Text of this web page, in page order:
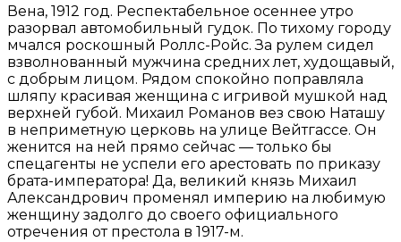
Вена, 1912 год. Респектабельное осеннее утро
разорвал автомобильный гудок. По тихому городу
мчался роскошный Роллс-Ройс. За рулем сидел
взволнованный мужчина средних лет, худощавый,
с добрым лицом. Рядом спокойно поправляла
шляпу красивая женщина с игривой мушкой над
верхней губой. Михаил Романов вез свою Наташу
в неприметную церковь на улице Вейтгассе. Он
женится на ней прямо сейчас — только бы
спецагенты не успели его арестовать по приказу
брата-императора! Да, великий князь Михаил
Александрович променял империю на любимую
женщину задолго до своего официального
отречения от престола в 1917-м.